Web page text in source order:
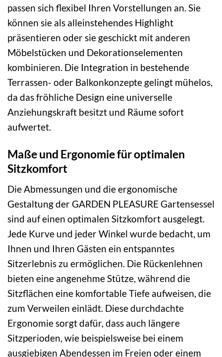
passen sich flexibel Ihren Vorstellungen an. Sie
können sie als alleinstehendes Highlight
präsentieren oder sie geschickt mit anderen
Möbelstücken und Dekorationselementen
kombinieren. Die Integration in bestehende
Terrassen- oder Balkonkonzepte gelingt mühelos,
da das fröhliche Design eine universelle
Anziehungskraft besitzt und Räume sofort
aufwertet.
Maße und Ergonomie für optimalen
Sitzkomfort
Die Abmessungen und die ergonomische
Gestaltung der GARDEN PLEASURE Gartensessel
sind auf einen optimalen Sitzkomfort ausgelegt.
Jede Kurve und jeder Winkel wurde bedacht, um
Ihnen und Ihren Gästen ein entspanntes
Sitzerlebnis zu ermöglichen. Die Rückenlehnen
bieten eine angenehme Stütze, während die
Sitzflächen eine komfortable Tiefe aufweisen, die
zum Verweilen einlädt. Diese durchdachte
Ergonomie sorgt dafür, dass auch längere
Sitzperioden, wie beispielsweise bei einem
ausgiebigen Abendessen im Freien oder einem